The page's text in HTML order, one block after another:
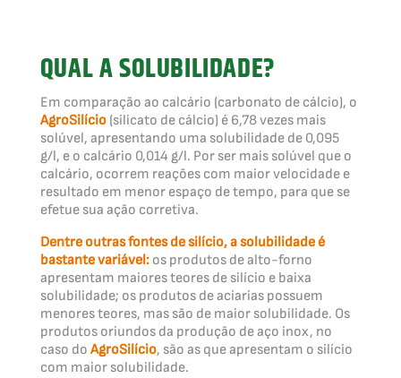
QUAL A SOLUBILIDADE?
Em comparação ao calcário (carbonato de cálcio), o
AgroSilício (silicato de cálcio) é 6,78 vezes mais
solúvel, apresentando uma solubilidade de 0,095
g/l, e o calcário 0,014 g/l. Por ser mais solúvel que o
calcário, ocorrem reações com maior velocidade e
resultado em menor espaço de tempo, para que se
efetue sua ação corretiva.
Dentre outras fontes de silício, a solubilidade é
bastante variável:os produtos de alto-forno
apresentam maiores teores de silício e baixa
solubilidade; os produtos de aciarias possuem
menores teores, mas são de maior solubilidade. Os
produtos oriundos da produção de aço inox, no
caso do AgroSilício, são as que apresentam o silício
com maior solubilidade.